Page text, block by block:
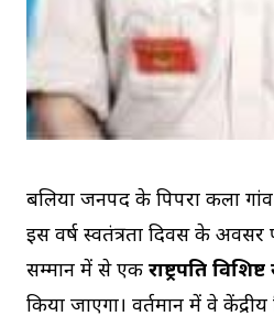
बलिया जनपद के पिपरा कला
इस वर्ष स्वतंत्रता दिवस के
सम्मान में से एक राष्ट्रपति
किया जाएगा। वर्तमान में वे